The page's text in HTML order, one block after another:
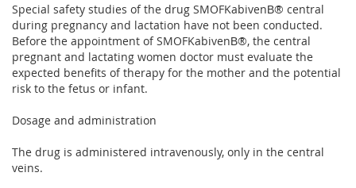
Special safety studies of the drug SMOFKabivenВ® central
during pregnancy and lactation have not been conducted.
Before the appointment of SMOFKabivenВ®, the central
pregnant and lactating women doctor must evaluate the
expected benefits of therapy for the mother and the potential
risk to the fetus or infant.
Dosage and administration
The drug is administered intravenously, only in the central
veins.